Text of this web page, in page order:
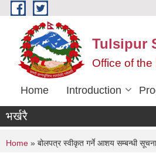
Skip to main content
Tulsipur
Office of
Home Introduction
भर्खरै
You are here
Home » बोलपत्र स्वीकृत गर्ने आशय सम्बन्धी